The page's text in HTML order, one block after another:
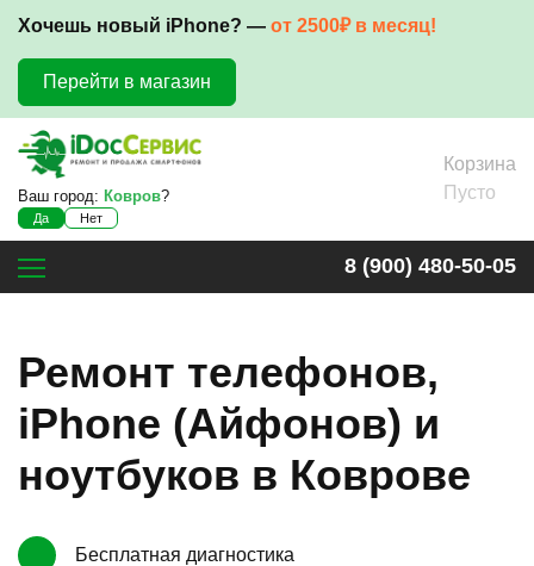
Хочешь новый iPhone? — от 2500₽ в месяц!
Перейти в магазин
Ваш город: Ковров?
Да Нет
Корзина
Пусто
8 (900) 480-50-05
Ремонт телефонов,
iPhone (Айфонов) и
ноутбуков в Коврове
Бесплатная диагностика